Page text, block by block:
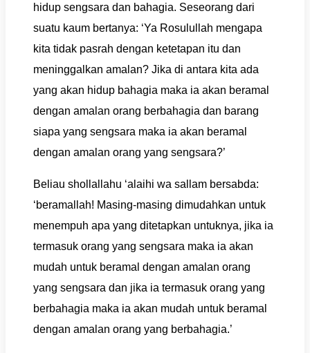
hidup sengsara dan bahagia. Seseorang dari
suatu kaum bertanya: ‘Ya Rosulullah mengapa
kita tidak pasrah dengan ketetapan itu dan
meninggalkan amalan? Jika di antara kita ada
yang akan hidup bahagia maka ia akan beramal
dengan amalan orang berbahagia dan barang
siapa yang sengsara maka ia akan beramal
dengan amalan orang yang sengsara?’
Beliau shollallahu ‘alaihi wa sallam bersabda:
‘beramallah! Masing-masing dimudahkan untuk
menempuh apa yang ditetapkan untuknya, jika ia
termasuk orang yang sengsara maka ia akan
mudah untuk beramal dengan amalan orang
yang sengsara dan jika ia termasuk orang yang
berbahagia maka ia akan mudah untuk beramal
dengan amalan orang yang berbahagia.’